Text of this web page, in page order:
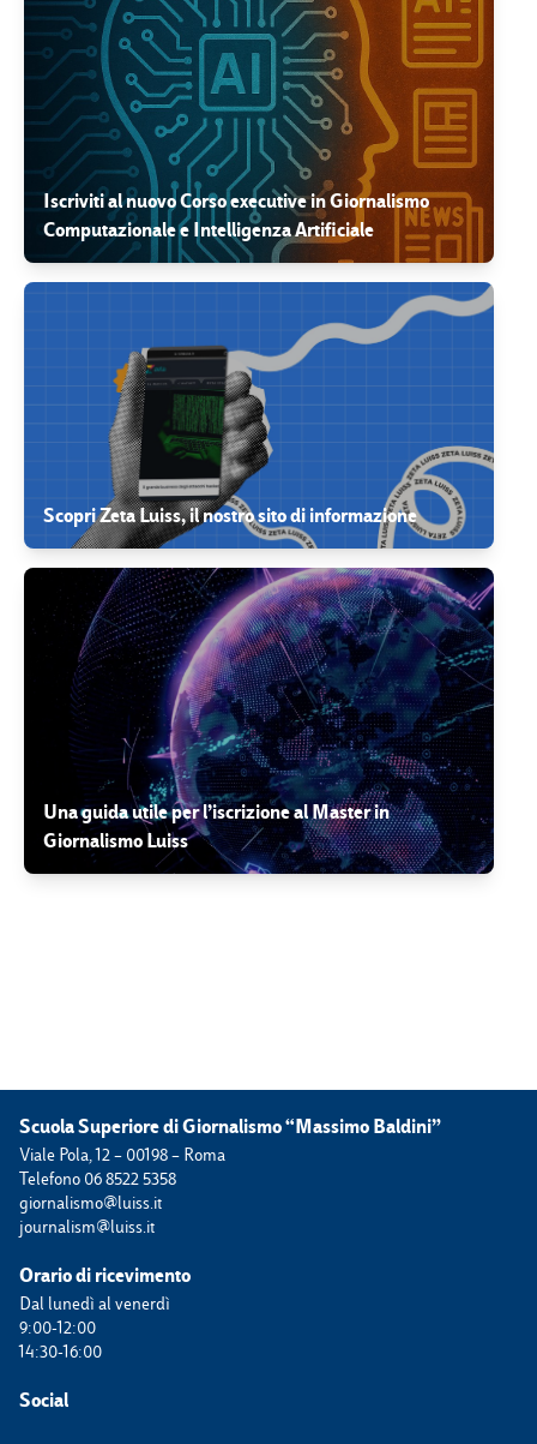
Iscriviti al nuovo Corso executive in Giornalismo
Computazionale e Intelligenza Artificiale
Scopri Zeta Luiss, il nostro sito di informazione
Una guida utile per l’iscrizione al Master in
Giornalismo Luiss
Scuola Superiore di Giornalismo “Massimo Baldini”
Viale Pola, 12 – 00198 – Roma
Telefono 06 8522 5358
giornalismo@luiss.it
journalism@luiss.it
Orario di ricevimento
Dal lunedì al venerdì
9:00-12:00
14:30-16:00
Social